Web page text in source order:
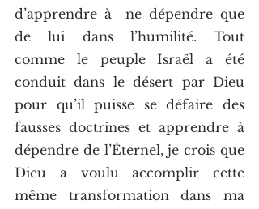
d’apprendre à  ne dépendre que
de lui dans l’humilité. Tout
comme le peuple Israël a été
conduit dans le désert par Dieu
pour qu’il puisse se défaire des
fausses doctrines et apprendre à
dépendre de l’Éternel, je crois que
Dieu a voulu accomplir cette
même transformation dans ma